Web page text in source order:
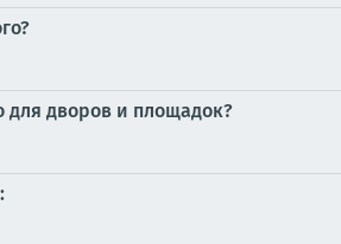
для дворов и площадок?